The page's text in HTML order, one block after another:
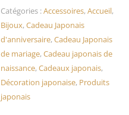
Catégories :Accessoires,Accueil,
Bijoux,Cadeau Japonais
d'anniversaire,Cadeau Japonais
de mariage,Cadeau japonais de
naissance,Cadeaux japonais,
Décoration japonaise, Produits
japonais